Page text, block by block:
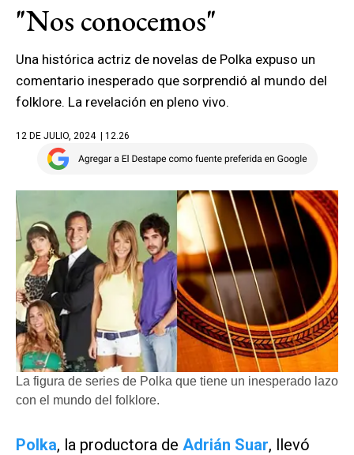
"Nos conocemos"
Una histórica actriz de novelas de Polka expuso un
comentario inesperado que sorprendió al mundo del
folklore. La revelación en pleno vivo.
12 DE JULIO, 2024 | 12.26
La figura de series de Polka que tiene un inesperado lazo
con el mundo del folklore.
Polka, la productora de Adrián Suar, llevó